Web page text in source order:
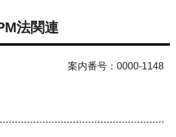
法関連
案内番号：0000-1148